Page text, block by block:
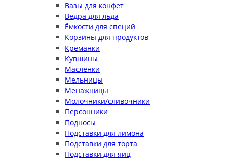
Вазы для конфет
Ведра для льда
Ёмкости для специй
Корзины для продуктов
Креманки
Кувшины
Масленки
Мельницы
Менажницы
Молочники/сливочники
Персонники
Подносы
Подставки для лимона
Подставки для торта
Подставки для яиц